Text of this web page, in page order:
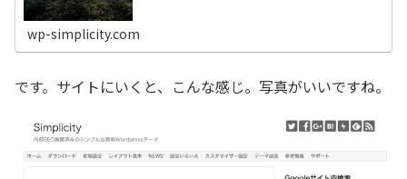
wp-simplicity.com
です。サイトにいくと、こんな感じ。写真がいいですね。